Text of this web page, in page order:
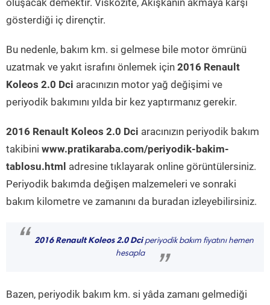
oluşacak demektir. Viskozite, Akışkanın akmaya karşı
gösterdiği iç dirençtir.
Bu nedenle, bakım km. si gelmese bile motor ömrünü
uzatmak ve yakıt israfını önlemek için 2016 Renault
Koleos 2.0 Dci aracınızın motor yağ değişimi ve
periyodik bakımını yılda bir kez yaptırmanız gerekir.
2016 Renault Koleos 2.0 Dci aracınızın periyodik bakım
takibini www.pratikaraba.com/periyodik-bakim-
tablosu.html adresine tıklayarak online görüntülersiniz.
Periyodik bakımda değişen malzemeleri ve sonraki
bakım kilometre ve zamanını da buradan izleyebilirsiniz.
“ 2016 Renault Koleos 2.0 Dciperiyodik bakım fiyatını hemen
hesapla
”
Bazen, periyodik bakım km. si yâda zamanı gelmediği